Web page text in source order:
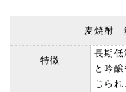
麦焼酎
特徴
長期低
と吟
じら